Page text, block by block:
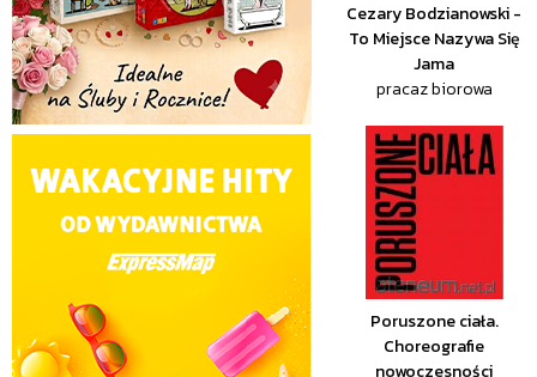
Cezary Bodzianowski -
To Miejsce Nazywa Się
Jama
pracaz biorowa
Poruszone ciała.
Choreografie
nowoczesności